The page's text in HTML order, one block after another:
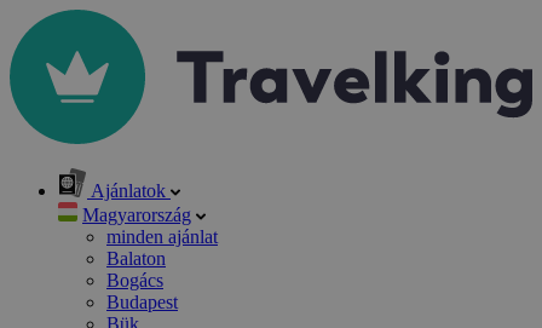
Ajánlatok
Magyarország
minden ajánlat
Balaton
Bogács
Budapest